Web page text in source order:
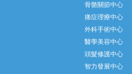
骨骼關節中心
痛症理療中心
外科手術中心
醫學美容中心
頭髮修護中心
智力發展中心